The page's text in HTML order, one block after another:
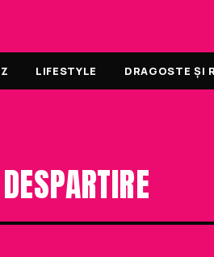
LIFESTYLE DRAGOSTE ȘI